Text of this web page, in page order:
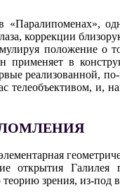
«Паралипоменах»,
коррекции
положение о
применяет в
реализованной,
телеобъективом, и,
открытия
зрения, из-под